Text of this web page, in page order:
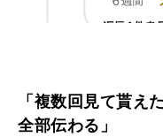
「複数回見て貰え
全部伝わる」